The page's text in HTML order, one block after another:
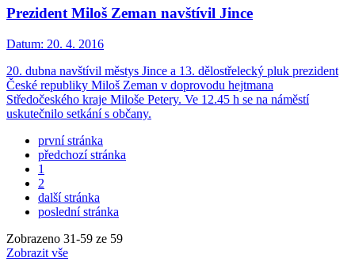
Prezident Miloš Zeman navštívil Jince
Datum: 20. 4. 2016
20. dubna navštívil městys Jince a 13. dělostřelecký pluk prezident
České republiky Miloš Zeman v doprovodu hejtmana
Středočeského kraje Miloše Petery. Ve 12.45 h se na náměstí
uskutečnilo setkání s občany.
první stránka
předchozí stránka
1
2
další stránka
poslední stránka
Zobrazeno 31-59 ze 59
Zobrazit vše